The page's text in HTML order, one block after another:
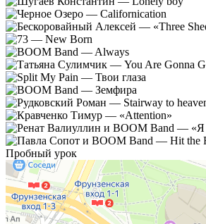
Пробный урок